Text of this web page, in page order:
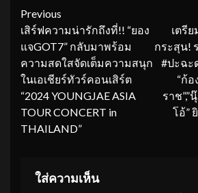
Continue
Reading
Previous
เสิร์ฟความน่ารักถึงที่!! “ยอง
แจGOT7” กลับมาพร้อม
ความสดใสจัดเต็มความสนุก
ในเอเชียร์ทัวร์คอนเสิร์ต
“2024 YOUNGJAE ASIA
TOUR CONCERT in
THAILAND”
เตรี
กระสุน!
#ปะฉะ
“ก้อ
ราช”,”
โอ้”
ใส่ความเห็น